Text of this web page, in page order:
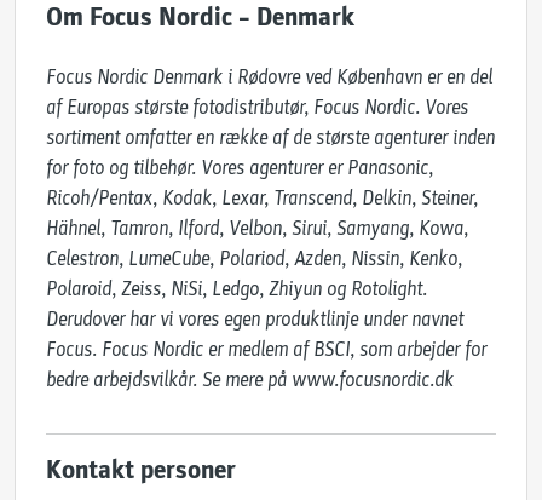
Om Focus Nordic – Denmark
Focus Nordic Denmark i Rødovre ved København er en del
af Europas største fotodistributør, Focus Nordic. Vores
sortiment omfatter en række af de største agenturer inden
for foto og tilbehør. Vores agenturer er Panasonic,
Ricoh/Pentax, Kodak, Lexar, Transcend, Delkin, Steiner,
Hähnel, Tamron, Ilford, Velbon, Sirui, Samyang, Kowa,
Celestron, LumeCube, Polariod, Azden, Nissin, Kenko,
Polaroid, Zeiss, NiSi, Ledgo, Zhiyun og Rotolight.
Derudover har vi vores egen produktlinje under navnet
Focus. Focus Nordic er medlem af BSCI, som arbejder for
bedre arbejdsvilkår. Se mere på www.focusnordic.dk
Kontakt personer